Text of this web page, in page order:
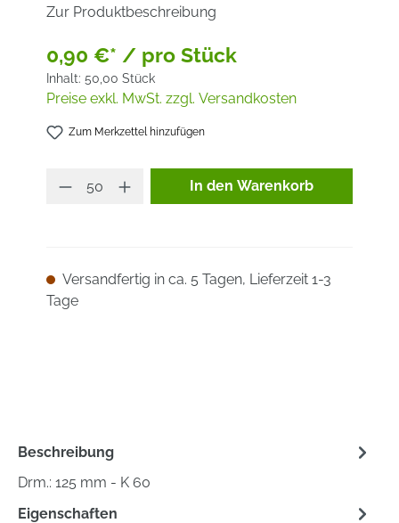
Zur Produktbeschreibung
0,90 €* / pro Stück
Inhalt: 50,00 Stück
Preise exkl. MwSt. zzgl. Versandkosten
Zum Merkzettel hinzufügen
Produkt Anzahl: Gib den
In den Warenkorb
Versandfertig in ca. 5 Tagen, Lieferzeit 1-3
Tage
Beschreibung
Drm.: 125 mm - K 60
Eigenschaften